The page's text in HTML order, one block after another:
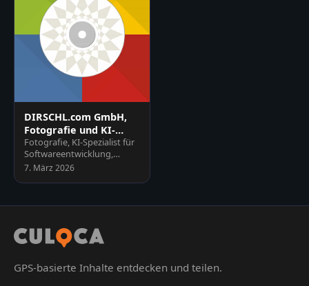
DIRSCHL.com GmbH,
Fotografie und KI-
Spezialist
Fotografie, KI-Spezialist für
Softwareentwicklung,
Automatisierung und
7. März 2026
GPS-basierte Inhalte entdecken und teilen.